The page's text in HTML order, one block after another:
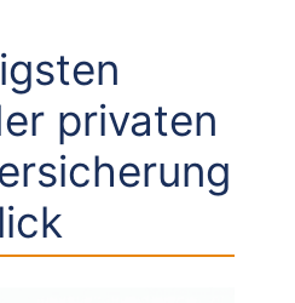
privaten